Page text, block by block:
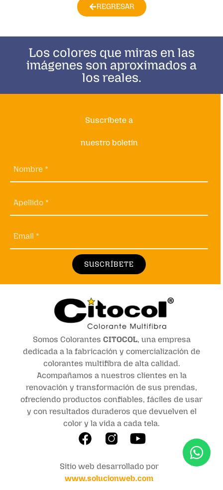
REGRESAR
Los colores que miras en las
imágenes son aproximados a
los reales.
Suscríbete a
nuestro boletín
Nombre *
Apellido *
Email *
SUSCRÍBETE
Somos Colorantes CITOCOL, una empresa
dedicada a la fabricación y comercialización de
colorantes multifibra de alta calidad.
Acompañamos a nuestros clientes en la
renovación y transformación de sus prendas,
ofreciendo productos confiables, fáciles de usar
y con resultados duraderos que devuelven el
color y la vida a cada tela.
Sitio web desarrollado por
www.solucionweb.com